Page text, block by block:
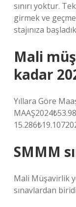
sınırı yoktur.
girmek ve
stajınıza
Mali
kadar
Yıllara Göre
SMMM
Mali Müşavirlik
sınavlardan